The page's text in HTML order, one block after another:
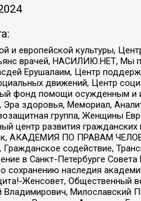
и европейской культуры,
врачей, НАСИЛИЮ.НЕТ, Мы
Ерушалаим, Центр
движений, Центр
фонд помощи осужденным и
Эра здоровья, Мемориал,
группа, Женщины
центр развития гражданских
АКАДЕМИЯ ПО ПРАВАМ
содействие,
в Санкт-Петербурге
наследия
Женсовет, Общественный
Владимирович,